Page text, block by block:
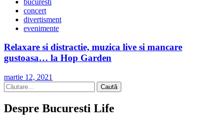
concert
divertisment
evenimente
Relaxare si distractie, muzica live si mancare
gustoasa… la Hop Garden
martie 12, 2021
Caută
după:
Despre Bucuresti Life